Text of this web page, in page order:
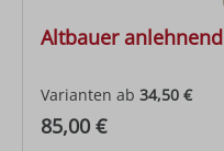
Altbauer anlehnend
Varianten ab 34,50 €
Regulärer Preis:
85,00 €